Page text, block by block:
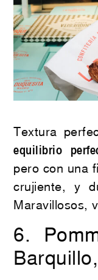
Textura
equilibrio
pero con una
crujiente, y
Maravillosos,
6.